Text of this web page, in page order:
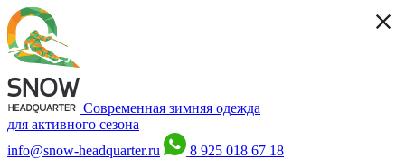
Современная зимняя одежда
для активного сезона
info@snow-headquarter.ru
8 925 018 67 18